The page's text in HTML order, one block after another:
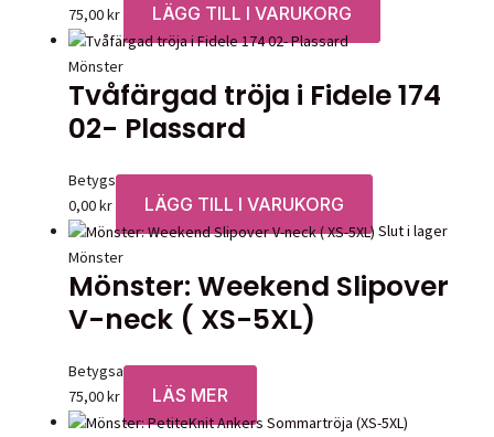
på
produktsidan
75,00kr LÄGG TILL I VARUKORG
Mönster
Tvåfärgad tröja i Fidele 174
02- Plassard
Betygsatt0av 5
0,00kr LÄGG TILL I VARUKORG
Slut i lager
Mönster
Mönster: Weekend Slipover
V-neck ( XS-5XL)
Betygsatt0av 5
75,00kr LÄS MER